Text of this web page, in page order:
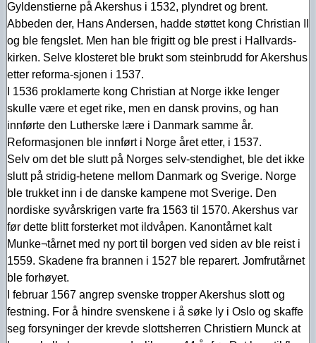
Gyldenstierne på Akershus i 1532, plyndret og brent.
Abbeden der, Hans Andersen, hadde støttet kong Christian II
og ble fengslet. Men han ble frigitt og ble prest i Hallvards-
kirken. Selve klosteret ble brukt som steinbrudd for Akershus
etter reforma-sjonen i 1537.
I 1536 proklamerte kong Christian at Norge ikke lenger
skulle være et eget rike, men en dansk provins, og han
innførte den Lutherske lære i Danmark samme år.
Reformasjonen ble innført i Norge året etter, i 1537.
Selv om det ble slutt på Norges selv-stendighet, ble det ikke
slutt på stridig-hetene mellom Danmark og Sverige. Norge
ble trukket inn i de danske kampene mot Sverige. Den
nordiske syvårskrigen varte fra 1563 til 1570. Akershus var
før dette blitt forsterket mot ildvåpen. Kanontårnet kalt
Munke¬tårnet med ny port til borgen ved siden av ble reist i
1559. Skadene fra brannen i 1527 ble reparert. Jomfrutårnet
ble forhøyet.
I februar 1567 angrep svenske tropper Akershus slott og
festning. For å hindre svenskene i å søke ly i Oslo og skaffe
seg forsyninger der krevde slottsherren Christiern Munck at